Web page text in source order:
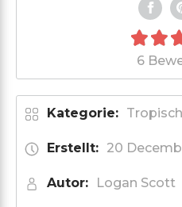
6
Kategorie:
Erstellt: 20
Autor: Logan Scott